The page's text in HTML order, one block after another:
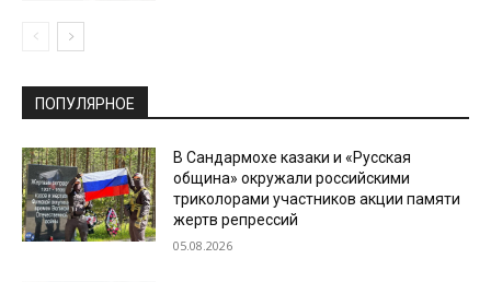
ПОПУЛЯРНОЕ
В Сандармохе казаки и «Русская
община» окружали российскими
триколорами участников акции памяти
жертв репрессий
05.08.2026